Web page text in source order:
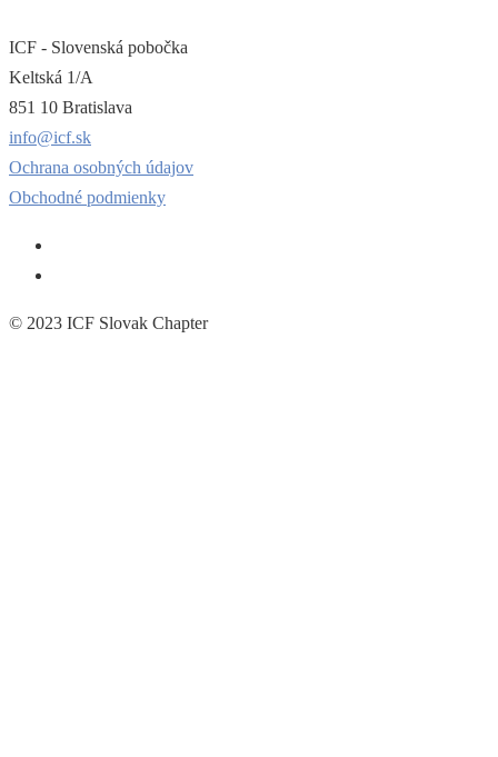
ICF - Slovenská pobočka
Keltská 1/A
851 10 Bratislava
info@icf.sk
Ochrana osobných údajov
Obchodné podmienky
© 2023 ICF Slovak Chapter